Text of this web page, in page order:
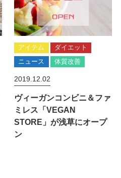
アイテム
ダイエット
ニュース
体質改善
2019.12.02
ヴィーガンコンビニ＆ファ
ミレス「VEGAN
STORE」が浅草にオープ
ン